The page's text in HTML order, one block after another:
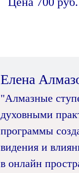
Елена
"Алмазные
духовными
программы
видения и
в онлайн